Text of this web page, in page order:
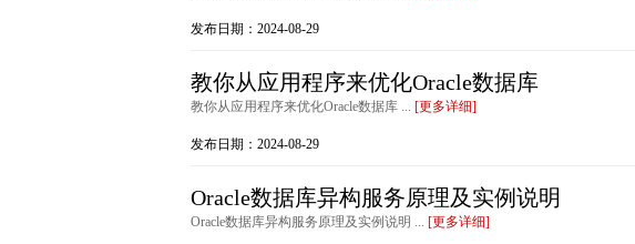
发布日期：2024-08-29
教你从应用程序来优化Oracle数据库
教你从应用程序来优化Oracle数据库 ... [更多详细]
发布日期：2024-08-29
Oracle数据库异构服务原理及实例说明
Oracle数据库异构服务原理及实例说明 ... [更多详细]